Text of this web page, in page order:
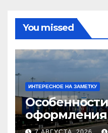
You missed
ИНТЕРЕСНОЕ НА ЗАМЕТКУ
оформления
станциях